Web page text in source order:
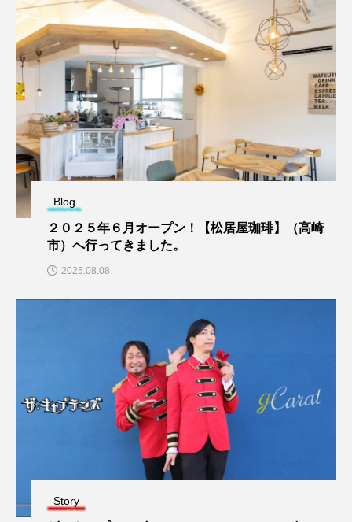
Blog
２０２５年６月オープン！【松居屋珈琲】（高崎
市）へ行ってきました。
2025.08.08
Story